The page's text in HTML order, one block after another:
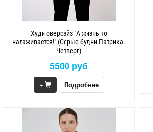
Худи оверсайз "А жизнь то
налаживается!" (Серые будни Патрика.
Четверг)
5500 руб
+ Подробнее